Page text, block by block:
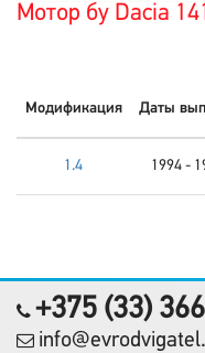
Мотор бу Dacia
Модификация Даты
1.4 1994 -
+375 (33)